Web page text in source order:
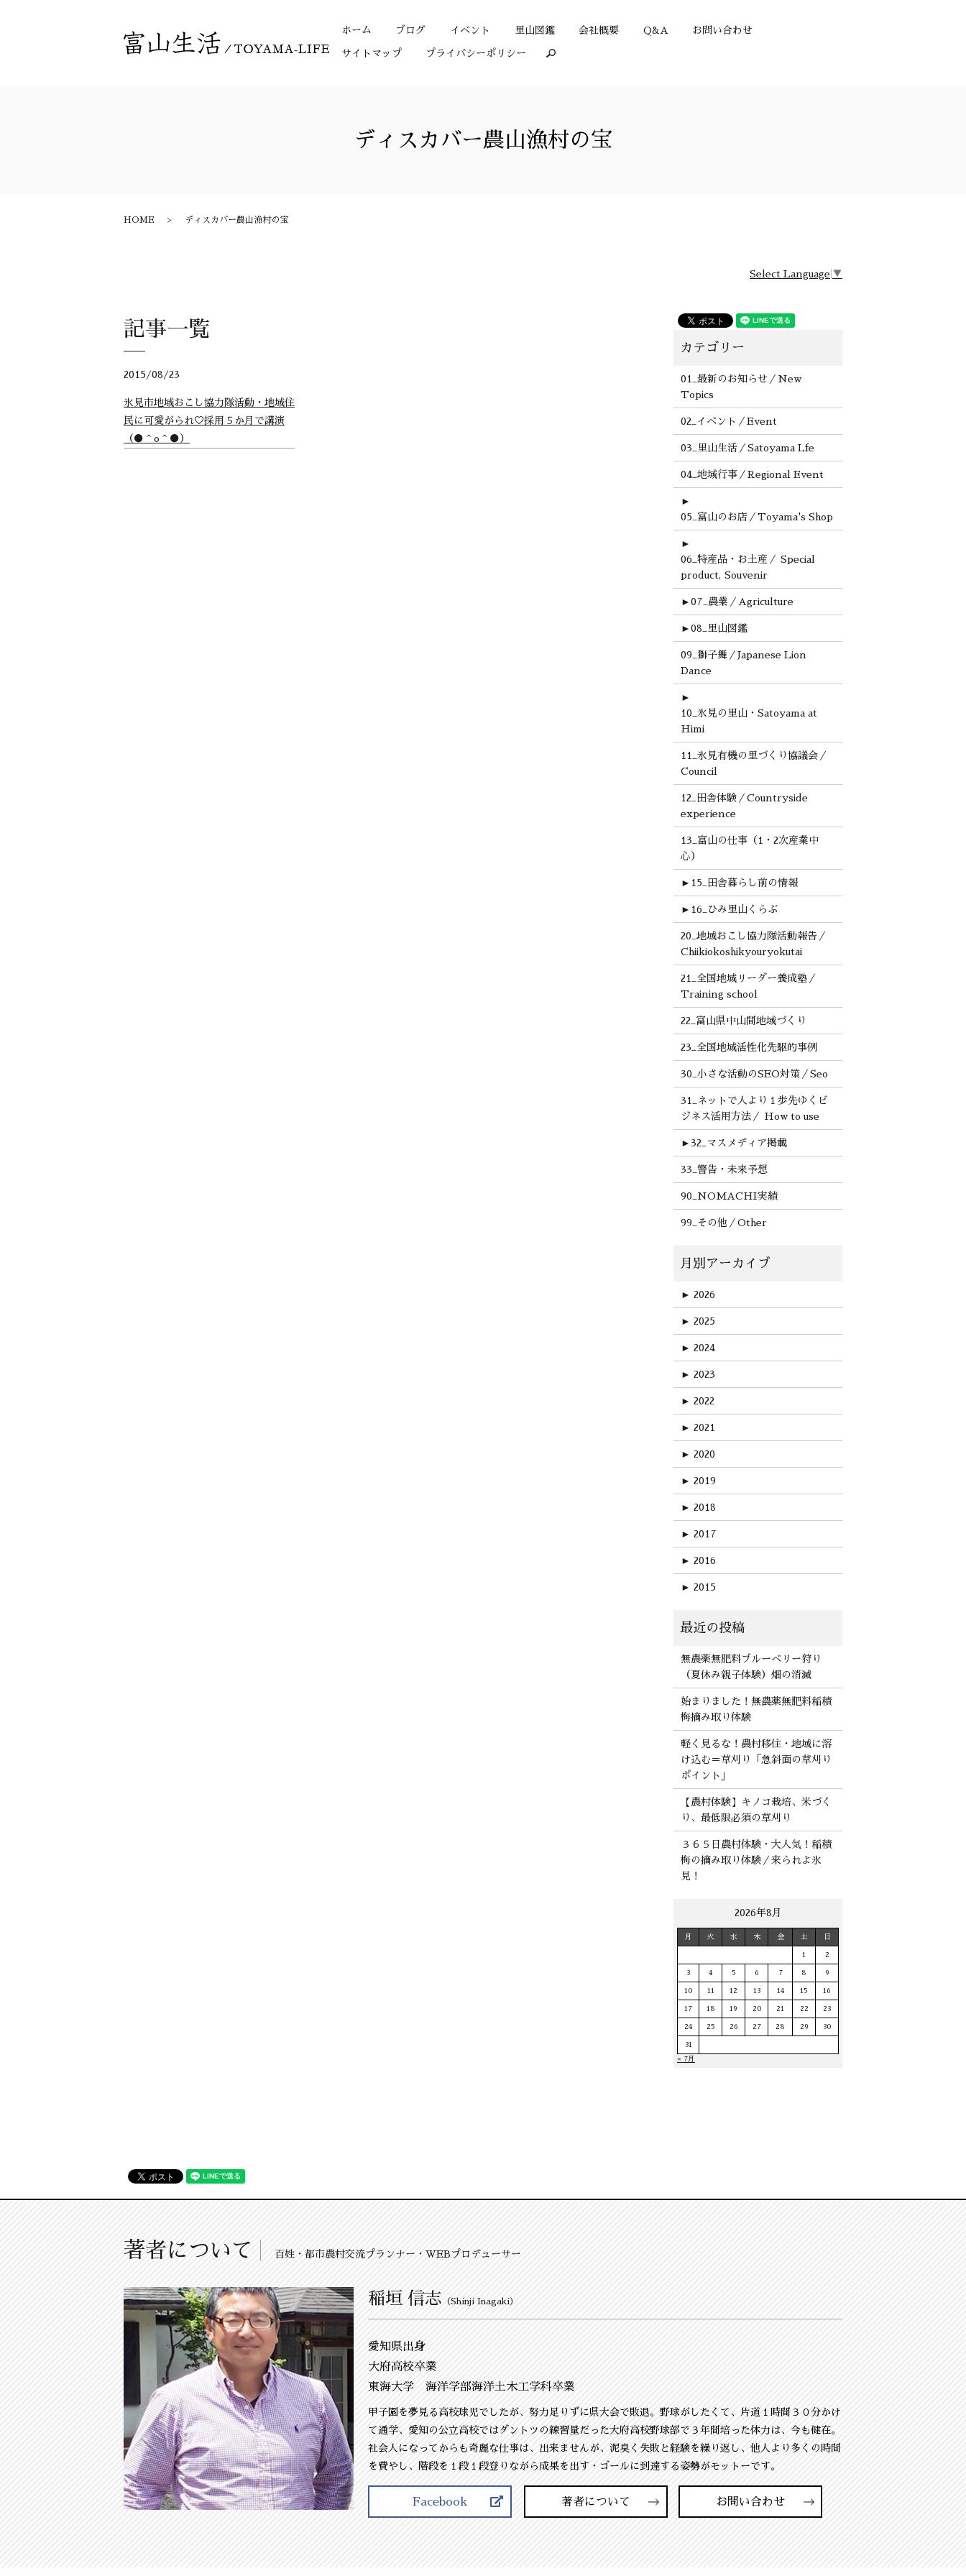
ホーム ブログ イベント 里山図鑑 会社概要 Q&A お問い合わせ
サイトマップ プライバシーポリシー search
ディスカバー農山漁村の宝
HOME ディスカバー農山漁村の宝
Select Language ▼
記事一覧
2015/08/23
氷見市地域おこし協力隊活動・地域住
民に可愛がられ♡採用５か月で講演
（●＾o＾●）
01_最新のお知らせ／New
Topics
02_イベント／Event
03_里山生活／Satoyama Lfe
04_地域行事／Regional Event
►
05_富山のお店／Toyama's Shop
►
06_特産品・お土産／ Special
product, Souvenir
► 07_農業／Agriculture
► 08_里山図鑑
09_獅子舞／Japanese Lion
Dance
►
10_氷見の里山・Satoyama at
Himi
11_氷見有機の里づくり協議会／
Council
12_田舎体験／Countryside
experience
13_富山の仕事（1・2次産業中
心）
► 15_田舎暮らし前の情報
► 16_ひみ里山くらぶ
20_地域おこし協力隊活動報告／
Chiikiokoshikyouryokutai
21_全国地域リーダー養成塾／
Training school
22_富山県中山間地域づくり
23_全国地域活性化先駆的事例
30_小さな活動のSEO対策／Seo
31_ネットで人より１歩先ゆくビ
ジネス活用方法／ How to use
► 32_マスメディア掲載
33_警告・未来予想
90_NOMACHI実績
99_その他／Other
► 2026
► 2025
► 2024
► 2023
► 2022
► 2021
► 2020
► 2019
► 2018
► 2017
► 2016
► 2015
無農薬無肥料ブルーベリー狩り
（夏休み親子体験）畑の消滅
始まりました！無農薬無肥料稲積
梅摘み取り体験
軽く見るな！農村移住・地域に溶
け込む＝草刈り「急斜面の草刈り
ポイント」
【農村体験】キノコ栽培、米づく
り、最低限必須の草刈り
３６５日農村体験・大人気！稲積
梅の摘み取り体験／来られよ氷
見！
2026年8月
月 火 水 木 金 土 日
1 2
3 4 5 6 7 8 9
10 11 12 13 14 15 16
17 18 19 20 21 22 23
24 25 26 27 28 29 30
31
« 7月
著者について 百姓・都市農村交流プランナー・WEBプロデューサー
稲垣 信志（Shinji Inagaki）
愛知県出身
大府高校卒業
東海大学 海洋学部海洋土木工学科卒業
甲子園を夢見る高校球児でしたが、努力足りずに県大会で敗退。野球がしたくて、片道１時間３０分かけ
て通学、愛知の公立高校ではダントツの練習量だった大府高校野球部で３年間培った体力は、今も健在。
社会人になってからも奇麗な仕事は、出来ませんが、泥臭く失敗と経験を繰り返し、他人より多くの時間
を費やし、階段を１段１段登りながら成果を出す・ゴールに到達する姿勢がモットーです。
Facebook 著者について お問い合わせ